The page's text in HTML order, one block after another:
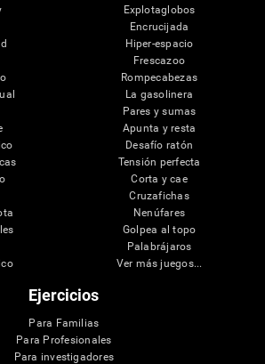
Explotaglobos
Encrucijada
Hiper-espacio
Frescazoo
Rompecabezas
La gasolinera
Pares y sumas
Apunta y resta
Desafío ratón
Tensión perfecta
Corta y cae
Cruzafichas
Nenúfares
Golpea al topo
Palabrájaros
Ver más juegos...
Ejercicios
Para Familias
Para Profesionales
Para investigadores